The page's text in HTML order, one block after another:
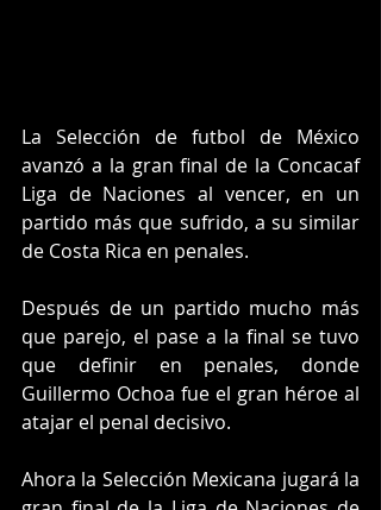
La Selección de futbol de México
avanzó a la gran final de la Concacaf
Liga de Naciones al vencer, en un
partido más que sufrido, a su similar
de Costa Rica en penales.
Después de un partido mucho más
que parejo, el pase a la final se tuvo
que definir en penales, donde
Guillermo Ochoa fue el gran héroe al
atajar el penal decisivo.
Ahora la Selección Mexicana jugará la